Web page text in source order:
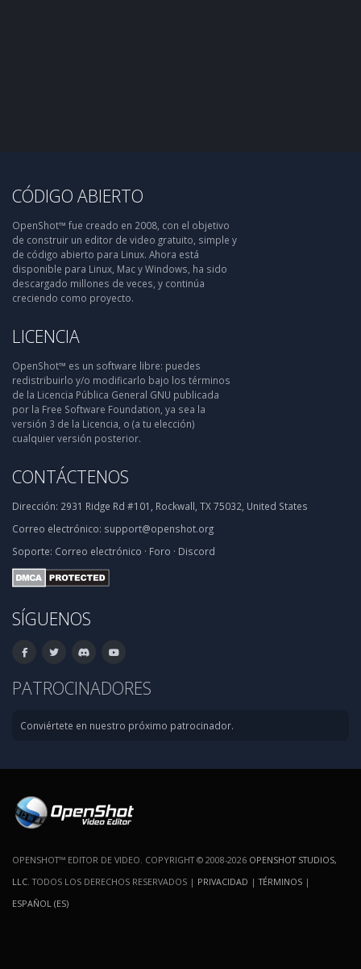
CÓDIGO ABIERTO
OpenShot™ fue creado en 2008, con el objetivo
de construir un editor de video gratuito, simple y
de código abierto para Linux. Ahora está
disponible para Linux, Mac y Windows, ha sido
descargado millones de veces, y continúa
creciendo como proyecto.
LICENCIA
OpenShot™ es un software libre: puedes
redistribuirlo y/o modificarlo bajo los términos
de la Licencia Pública General GNU publicada
por la Free Software Foundation, ya sea la
versión 3 de la Licencia, o (a tu elección)
cualquier versión posterior.
CONTÁCTENOS
Dirección: 2931 Ridge Rd #101, Rockwall, TX 75032, United States
Correo electrónico: support@openshot.org
Soporte: Correo electrónico · Foro · Discord
SÍGUENOS
PATROCINADORES
Conviértete en nuestro próximo patrocinador.
OPENSHOT™ EDITOR DE VIDEO. COPYRIGHT © 2008-2026 OPENSHOT STUDIOS,
LLC . TODOS LOS DERECHOS RESERVADOS | PRIVACIDAD |TÉRMINOS |
ESPAÑOL (ES)